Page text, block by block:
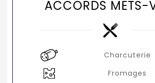
ACCORDS METS-
Charcuterie
Fromages